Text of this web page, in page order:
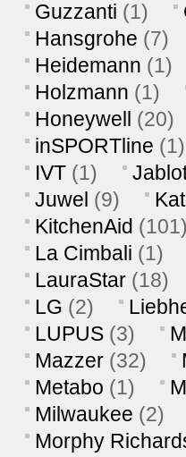
Guzzanti (1)
Hansgrohe (7)
Heidemann (1)
Holzmann (1)
Honeywell (20)
inSPORTline (1)
IVT (1)
Juwel (9)
KitchenAid
La Cimbali (1)
LauraStar (18)
LG (2)
LUPUS (3)
Mazzer (32)
Metabo (1)
Milwaukee (2)
Morphy